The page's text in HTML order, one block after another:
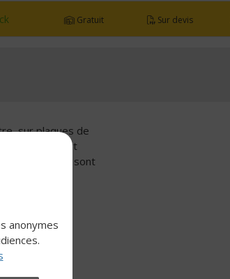
Gratuit Sur devis
sur plaques de
support avant
et ciment s'ils sont
anonymes